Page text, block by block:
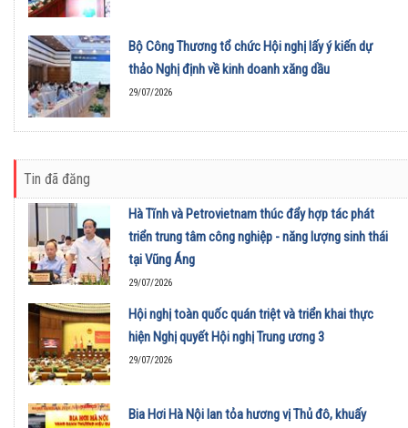
Bộ Công Thương tổ chức Hội nghị lấy ý kiến dự
thảo Nghị định về kinh doanh xăng dầu
29/07/2026
Tin đã đăng
Hà Tĩnh và Petrovietnam thúc đẩy hợp tác phát
triển trung tâm công nghiệp - năng lượng sinh thái
tại Vũng Áng
29/07/2026
Hội nghị toàn quốc quán triệt và triển khai thực
hiện Nghị quyết Hội nghị Trung ương 3
29/07/2026
Bia Hơi Hà Nội lan tỏa hương vị Thủ đô, khuấy